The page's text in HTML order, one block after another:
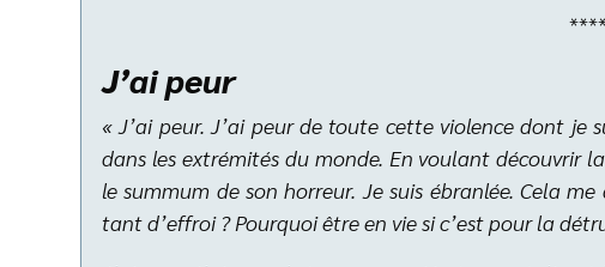
J’ai peur
« J’ai peur. J’ai peur de toute cette violence dont je
dans les extrémités du monde. En voulant découvrir
le summum de son horreur. Je suis ébranlée. Cela
tant d’effroi ? Pourquoi être en vie si c’est pour la